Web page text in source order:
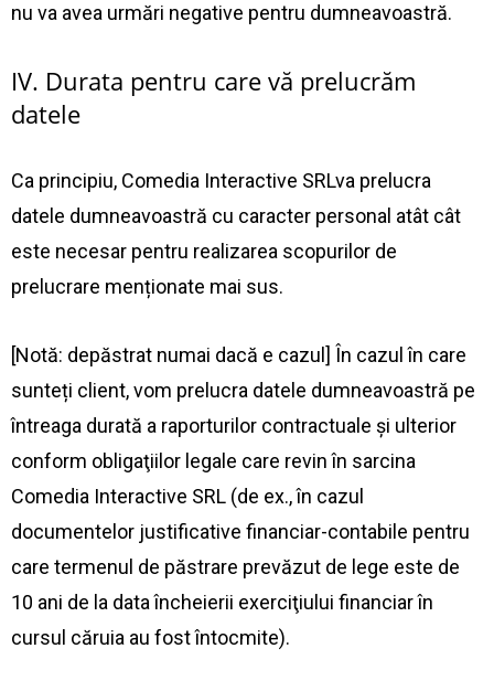
nu va avea urmări negative pentru dumneavoastră.
IV. Durata pentru care vă prelucrăm
datele
Ca principiu, Comedia Interactive SRLva prelucra
datele dumneavoastră cu caracter personal atât cât
este necesar pentru realizarea scopurilor de
prelucrare menționate mai sus.
[Notă: depăstrat numai dacă e cazul] În cazul în care
sunteți client, vom prelucra datele dumneavoastră pe
întreaga durată a raporturilor contractuale și ulterior
conform obligaţiilor legale care revin în sarcina
Comedia Interactive SRL (de ex., în cazul
documentelor justificative financiar-contabile pentru
care termenul de păstrare prevăzut de lege este de
10 ani de la data încheierii exerciţiului financiar în
cursul căruia au fost întocmite).